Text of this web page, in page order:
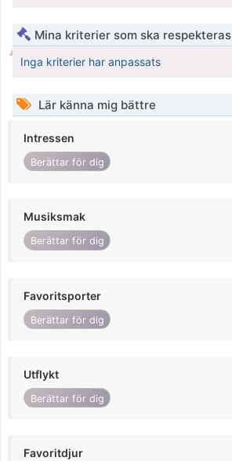
Mina kriterier som ska respekteras
Inga kriterier har anpassats
Lär känna mig bättre
Intressen
Berättar för dig
Musiksmak
Berättar för dig
Favoritsporter
Berättar för dig
Utflykt
Berättar för dig
Favoritdjur